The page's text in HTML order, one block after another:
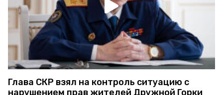
Глава СКР взял на контроль ситуацию с
нарушением прав жителей Дружной Горки